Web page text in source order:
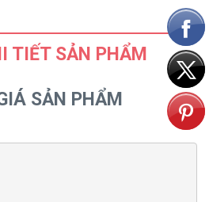
TIẾT SẢN PHẨM
SẢN PHẨM